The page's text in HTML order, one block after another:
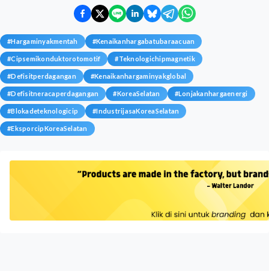
#Hargaminyakmentah #Kenaikanhargabatubaraacuan
#Cipsemikonduktorotomotif #Teknologichipmagnetik
#Defisitperdagangan #Kenaikanhargaminyakglobal
#Defisitneracaperdagangan #KoreaSelatan #Lonjakanhargaenergi
#Blokadeteknologicip #IndustrijasaKoreaSelatan
#EksporcipKoreaSelatan